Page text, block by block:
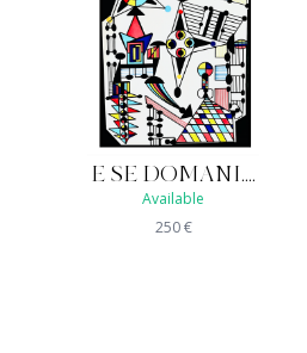
E SE DOMANI....
Available
250€